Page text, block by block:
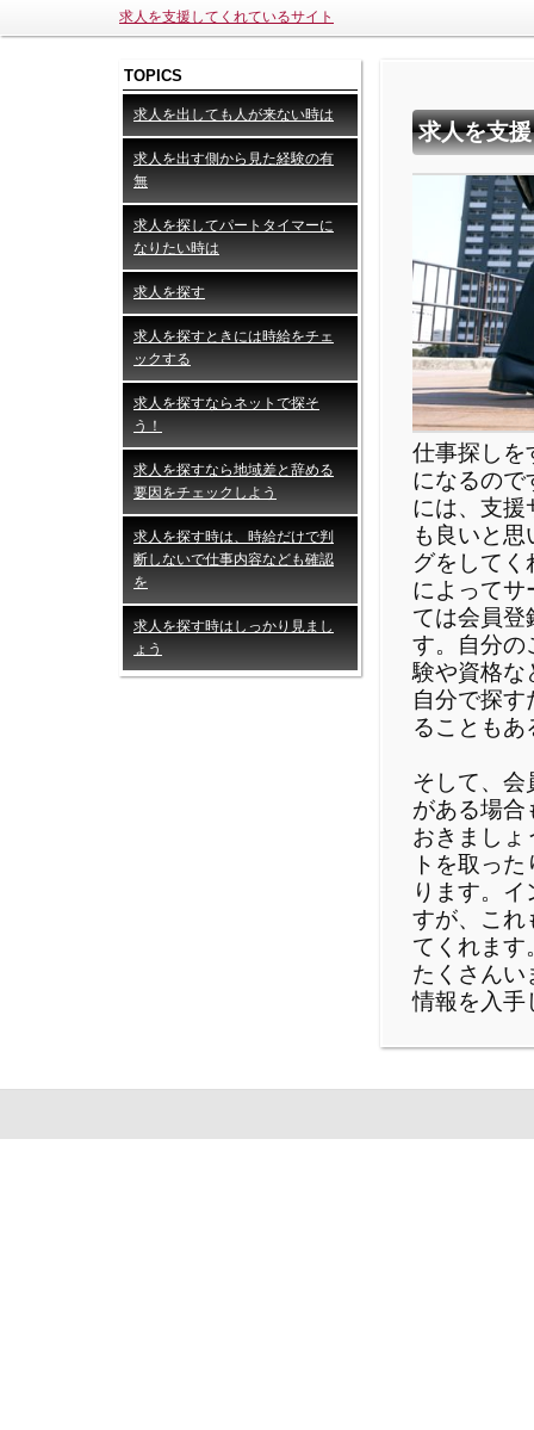
求人を支援してくれているサイト
TOPICS
求人を出しても人が来ない時は
求人を出す側から見た経験の有
無
求人を探してパートタイマーに
なりたい時は
求人を探す
求人を探すときには時給をチェ
ックする
求人を探すならネットで探そ
う！
求人を探すなら地域差と辞める
要因をチェックしよう
求人を探す時は、時給だけで判
断しないで仕事内容なども確認
を
求人を探す時はしっかり見まし
ょう
求人を支
仕事探しを
になるので
には、支援
も良いと
グをして
によってサ
ては会員登
す。自分の
験や資格な
自分で探
ることも
そして、会
がある場合
おきましょ
トを取っ
ります。
すが、これ
てくれます
たくさんい
情報を入手